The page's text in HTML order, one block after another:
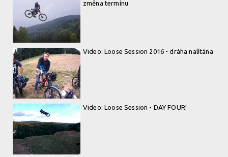
změna termínu
Video: Loose Session 2016 - dráha nalítána
Video: Loose Session - DAY FOUR!